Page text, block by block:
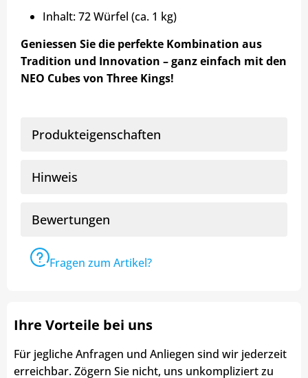
Inhalt: 72 Würfel (ca. 1 kg)
Geniessen Sie die perfekte Kombination aus
Tradition und Innovation – ganz einfach mit den
NEO Cubes von Three Kings!
Produkteigenschaften
Hinweis
Bewertungen
Fragen zum Artikel?
Ihre Vorteile bei uns
Für jegliche Anfragen und Anliegen sind wir jederzeit
erreichbar. Zögern Sie nicht, uns unkompliziert zu